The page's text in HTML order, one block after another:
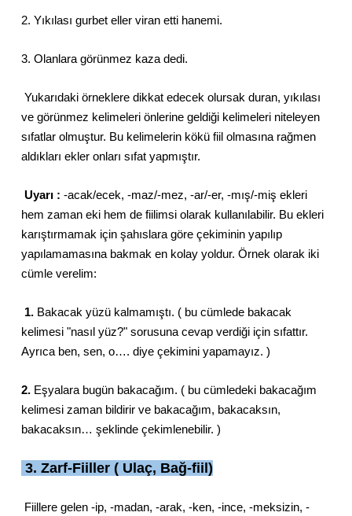
2. Yıkılası gurbet eller viran etti hanemi.
3. Olanlara görünmez kaza dedi.
Yukarıdaki örneklere dikkat edecek olursak duran, yıkılası
ve görünmez kelimeleri önlerine geldiği kelimeleri niteleyen
sıfatlar olmuştur. Bu kelimelerin kökü fiil olmasına rağmen
aldıkları ekler onları sıfat yapmıştır.
Uyarı : -acak/ecek, -maz/-mez, -ar/-er, -mış/-miş ekleri
hem zaman eki hem de fiilimsi olarak kullanılabilir. Bu ekleri
karıştırmamak için şahıslara göre çekiminin yapılıp
yapılamamasına bakmak en kolay yoldur. Örnek olarak iki
cümle verelim:
1. Bakacak yüzü kalmamıştı. ( bu cümlede bakacak
kelimesi "nasıl yüz?" sorusuna cevap verdiği için sıfattır.
Ayrıca ben, sen, o…. diye çekimini yapamayız. )
2. Eşyalara bugün bakacağım. ( bu cümledeki bakacağım
kelimesi zaman bildirir ve bakacağım, bakacaksın,
bakacaksın… şeklinde çekimlenebilir. )
3. Zarf-Fiiller ( Ulaç, Bağ-fiil)
Fiillere gelen -ip, -madan, -arak, -ken, -ince, -meksizin, -